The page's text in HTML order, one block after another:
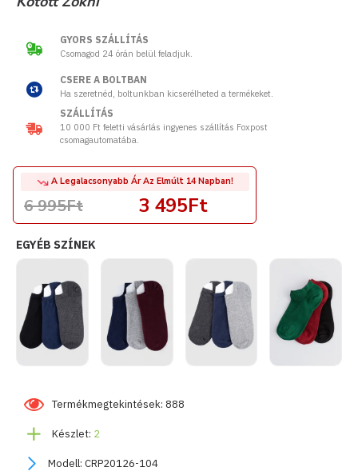
Készlet: 2
Modell: CRP20126-104
Termékmegtekintések: 888
3 495Ft
A Legalacsonyabb Ár Az Elmúlt 14 Napban!
6 995Ft
EGYÉB SZÍNEK
GYORS SZÁLLÍTÁS
Csomagod 24 órán belül feladjuk.
CSERE A BOLTBAN
Ha szeretnéd, boltunkban kicserélheted a termékeket.
SZÁLLÍTÁS
10 000 Ft feletti vásárlás ingyenes szállítás Foxpost
csomagautomatába.